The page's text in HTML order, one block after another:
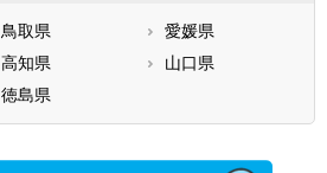
鳥取県
愛媛県
高知県
山口県
徳島県